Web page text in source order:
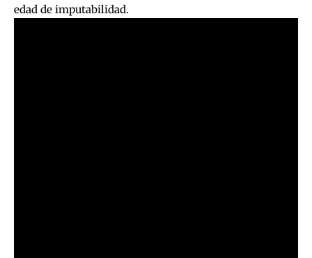
edad de imputabilidad.